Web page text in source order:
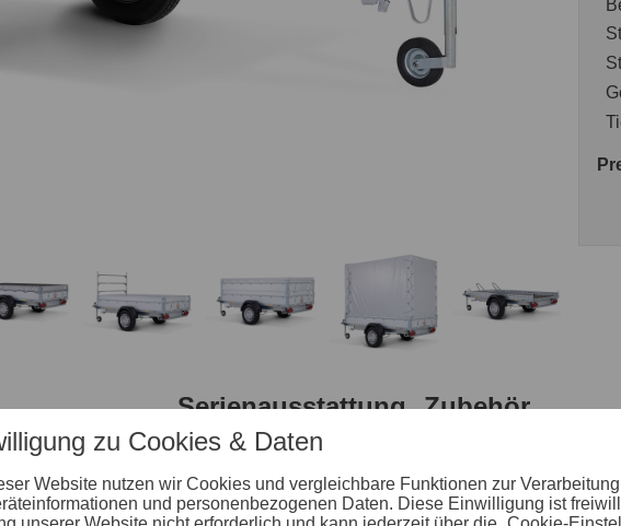
Serienausstattung Zubehör
Räder und Achsen
robuste Gummifederachse
zu Cookies & Daten
Website nutzen wir Cookies und vergleichbare Funktionen zur
und personenbezogenen Daten. Diese Einwilligung ist